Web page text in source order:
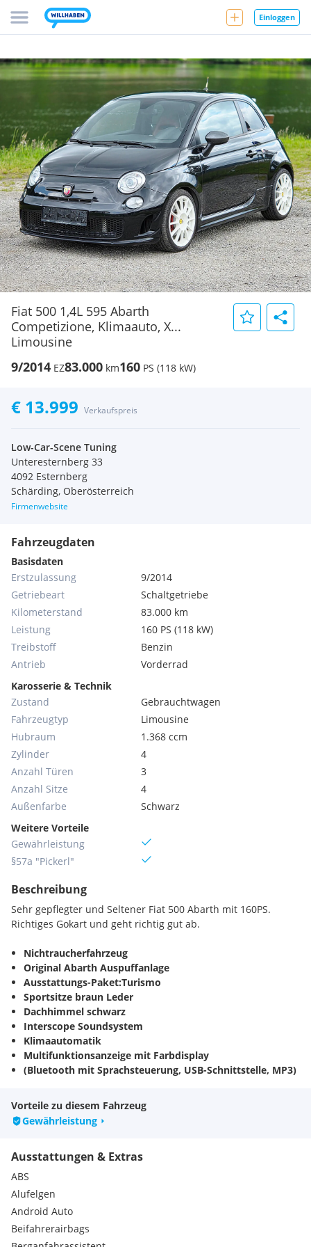
Einloggen
Fiat 500 1,4L 595 Abarth
Competizione, Klimaauto, X...
Limousine
9/2014 EZ83.000 km160 PS (118 kW)
€ 13.999 Verkaufspreis
Low-Car-Scene Tuning
Unteresternberg 33
4092 Esternberg
Schärding, Oberösterreich
Firmenwebsite
Fahrzeugdaten
Basisdaten
Erstzulassung
9/2014
Getriebeart
Schaltgetriebe
Kilometerstand
83.000 km
Leistung
160 PS (118 kW)
Treibstoff
Benzin
Antrieb
Vorderrad
Karosserie & Technik
Zustand
Gebrauchtwagen
Fahrzeugtyp
Limousine
Hubraum
1.368 ccm
Zylinder
4
Anzahl Türen
3
Anzahl Sitze
4
Außenfarbe
Schwarz
Weitere Vorteile
Gewährleistung
§57a "Pickerl"
Beschreibung
Sehr gepflegter und Seltener Fiat 500 Abarth mit 160PS.
Richtiges Gokart und geht richtig gut ab.
Nichtraucherfahrzeug
Original Abarth Auspuffanlage
Ausstattungs-Paket:Turismo
Sportsitze braun Leder
Dachhimmel schwarz
Interscope Soundsystem
Klimaautomatik
Multifunktionsanzeige mit Farbdisplay
(Bluetooth mit Sprachsteuerung, USB-Schnittstelle, MP3)
Lenkrad /Leder) mit Multifunktion
Bordcomputer
Anzeigeinstrumente Sportdesign
elektr. Fenster
Außenspiegel elektr. und beheizt
Lenkrad Sport mit Multifunktion
Lenksäule (Lenkrad) höhenverstellbar
Schalt-/Wählhebelgriff Leder
Isofix-Aufnahmen für Kindersitz an Rücksitz
Vorteile zu diesem Fahrzeug
Gewährleistung
Ausstattungen & Extras
ABS
Alufelgen
Android Auto
Beifahrerairbags